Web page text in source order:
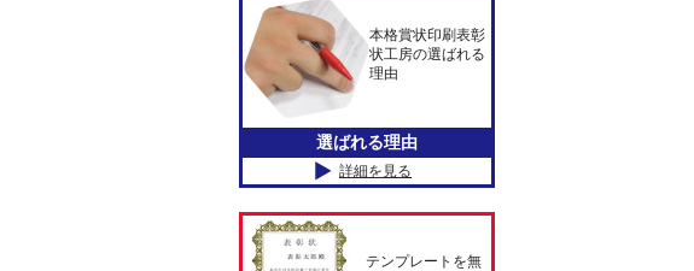
本格賞状印刷表彰
状工房の選ばれる
理由
選ばれる理由
詳細を見る
テンプレートを無